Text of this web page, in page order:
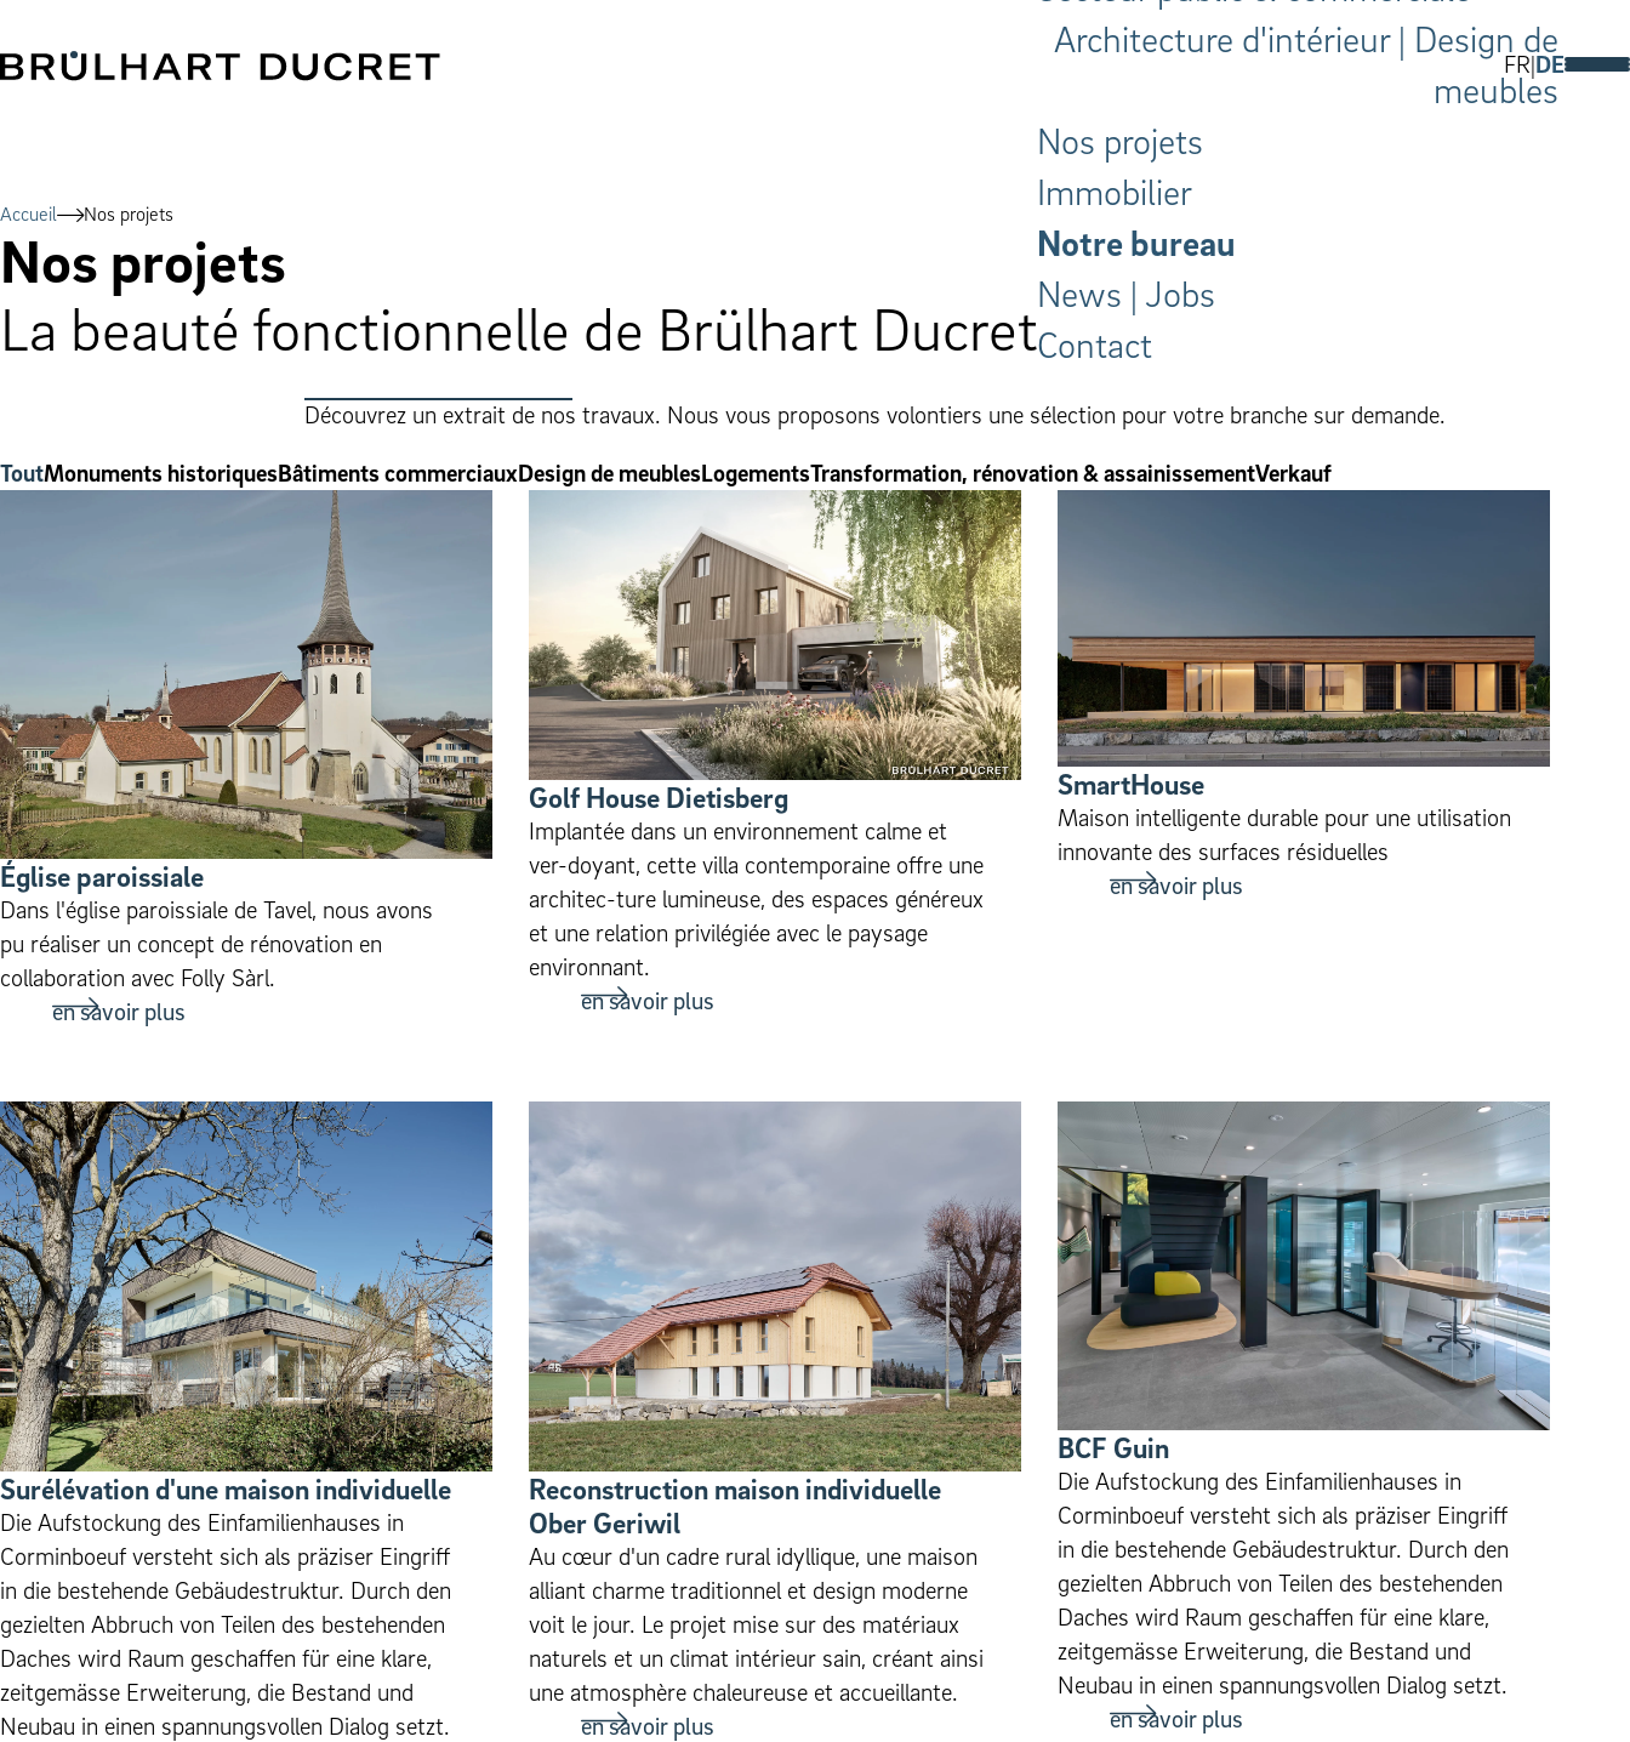
FR DE
Architecture d'intérieur | Design de
meubles
Nos projets
Immobilier
Notre bureau
News | Jobs
Contact
Accueil Nos projets
Nos projets
La beauté fonctionnelle de Brülhart Ducret
Découvrez un extrait de nos travaux. Nous vous proposons volontiers une sélection pour votre branche sur demande.
ToutMonuments historiquesBâtiments commerciauxDesign de meublesLogementsTransformation, rénovation & assainissementVerkauf
Église parois­siale
Dans l'église paroissiale de Tavel, nous avons
pu réaliser un concept de rénovation en
collaboration avec Folly Sàrl.
en savoir plus
Golf House Dietisberg
Implantée dans un environnement calme et
ver-doyant, cette villa contemporaine offre une
architec-ture lumineuse, des espaces généreux
et une relation privilégiée avec le paysage
environnant.
en savoir plus
SmartHouse
Mai­son intel­li­gente durable pour une util­i­sa­tion
inno­vante des sur­faces résidu­elles
en savoir plus
Surélévation d'une maison individuelle
Die Aufstockung des Einfamilienhauses in
Corminboeuf versteht sich als präziser Eingriff
in die bestehende Gebäudestruktur. Durch den
gezielten Abbruch von Teilen des bestehenden
Daches wird Raum geschaffen für eine klare,
zeitgemässe Erweiterung, die Bestand und
Neubau in einen spannungsvollen Dialog setzt.
Reconstruction maison individuelle
Ober Geriwil
Au cœur d'un cadre rural idyllique, une maison
alliant charme traditionnel et design moderne
voit le jour. Le projet mise sur des matériaux
naturels et un climat intérieur sain, créant ainsi
une atmosphère chaleureuse et accueillante.
en savoir plus
BCF Guin
Die Aufstockung des Einfamilienhauses in
Corminboeuf versteht sich als präziser Eingriff
in die bestehende Gebäudestruktur. Durch den
gezielten Abbruch von Teilen des bestehenden
Daches wird Raum geschaffen für eine klare,
zeitgemässe Erweiterung, die Bestand und
Neubau in einen spannungsvollen Dialog setzt.
en savoir plus